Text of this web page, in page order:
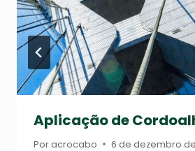
Aplicação de
Poracrocabo 6 de dezembro